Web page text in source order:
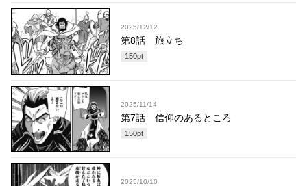
2025/12/12
第8話 旅立ち
150pt
2025/11/14
第7話 信仰のあるところ
150pt
2025/10/10